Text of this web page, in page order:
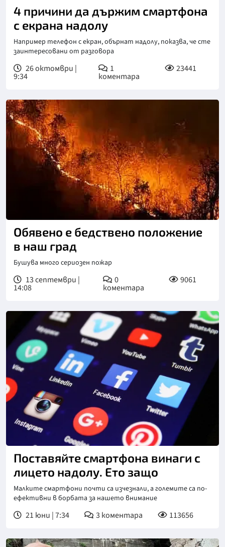
4 причини да държим смартфона
с екрана надолу
Например телефон с екран, обърнат надолу, показва, че сте
заинтересовани от разговора
26 октомври |
9:34
1
коментара
23441
Обявено е бедствено положение
в наш град
Бушува много сериозен пожар
13 септември |
14:08
0
коментара
9061
Снимка: Pixabay
Поставяйте смартфона винаги с
лицето надолу. Ето защо
Малките смартфони почти са изчезнали, а големите са по-
ефективни в борбата за нашето внимание
21 юни | 7:34 3 коментара 113656